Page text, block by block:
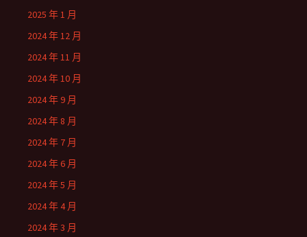
2025 年 1 月
2024 年 12 月
2024 年 11 月
2024 年 10 月
2024 年 9 月
2024 年 8 月
2024 年 7 月
2024 年 6 月
2024 年 5 月
2024 年 4 月
2024 年 3 月